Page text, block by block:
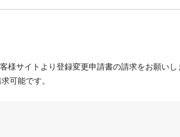
様サイトより登録変更申請書の請求をお願いし
請求可能です。